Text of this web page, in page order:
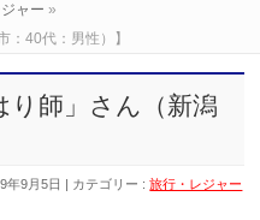
ャー »
：40代：男性）】
り師」さん（新潟
年9月5日 カテゴリー :旅行・レジャー